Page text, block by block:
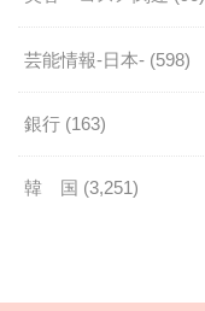
芸能情報-日本- (598)
銀行 (163)
韓 国 (3,251)